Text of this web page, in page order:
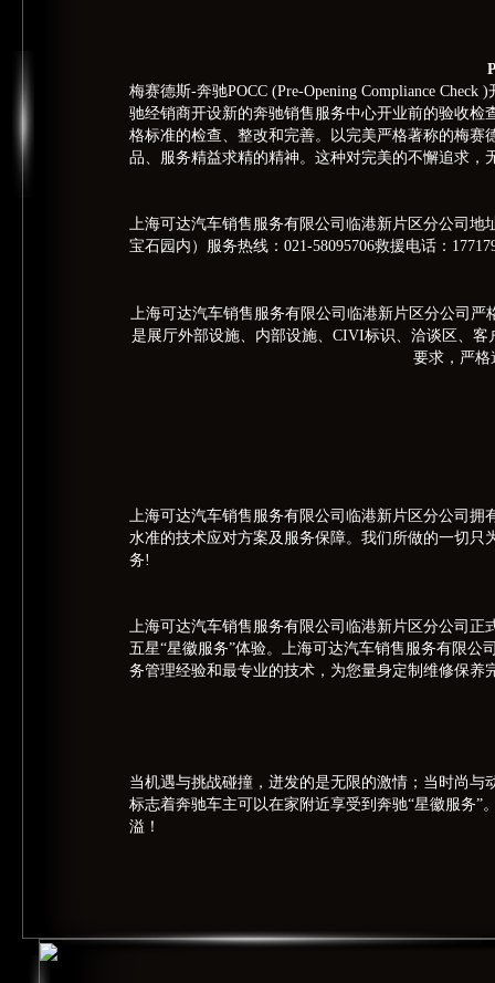
梅赛德斯-奔驰POCC (Pre-Opening Compliance
驰经销商开设新的奔驰销售服务中心开业前的验收
格标准的检查、整改和完善。以完美严格著称的梅
品、服务精益求精的精神。这种对完美的不懈追求，
上海可达汽车销售服务有限公司临港新片区分公司地
宝石园内）服务热线：021-58095706救援电话：
上海可达汽车销售服务有限公司临港新片区分公司
是展厅外部设施、内部设施、 CIVI标识、洽谈区、客
要求，严
上海可达汽车销售服务有限公司临港新片区分公司
水准的技术应对方案及服务保障。我们所做的一切
务!
上海可达汽车销售服务有限公司临港新片区分公司
五星“星徽服务”体验。上海可达汽车销售服务有限
务管理经验和最专业的技术，为您量身定制维修保养
当机遇与挑战碰撞，迸发的是无限的激情；当时尚
标志着奔驰车主可以在家附近享受到奔驰“星徽服务
溢！